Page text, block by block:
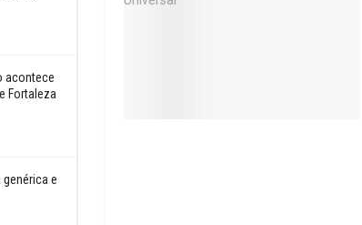
acontece
Fortaleza
genérica e